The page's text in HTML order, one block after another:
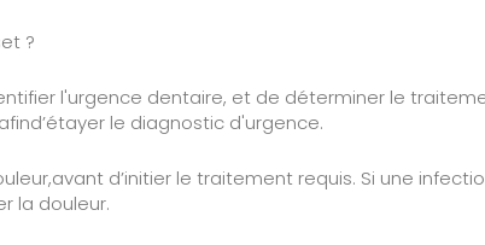
?
l'urgence dentaire, et de déterminer le
le diagnostic d'urgence.
d’initier le traitement requis. Si une
la douleur.